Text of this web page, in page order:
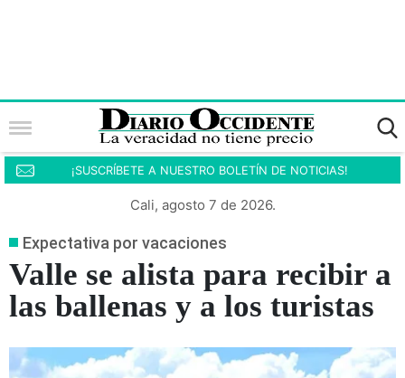
¡SUSCRÍBETE A NUESTRO BOLETÍN DE NOTICIAS!
Cali, agosto 7 de 2026.
Expectativa por vacaciones
Valle se alista para recibir a
las ballenas y a los turistas